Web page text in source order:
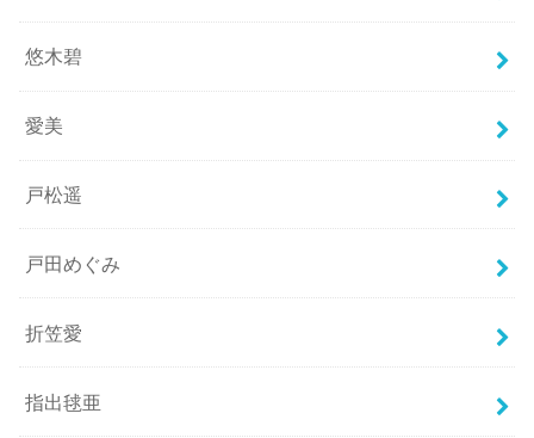
悠木碧
愛美
戸松遥
戸田めぐみ
折笠愛
指出毬亜